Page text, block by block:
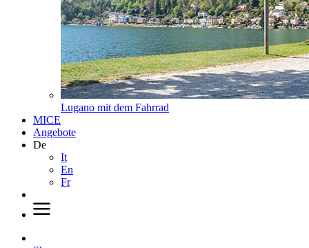
Lugano mit dem Fahrrad
MICE
Angebote
De
It
En
Fr